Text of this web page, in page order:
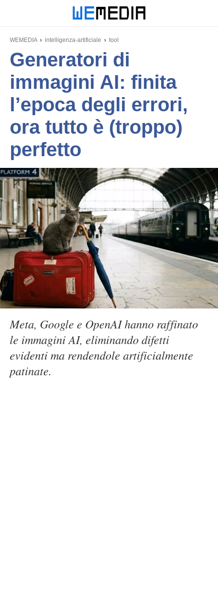
WEMEDIA intelligenza-artificiale tool
Generatori di
immagini AI: finita
l’epoca degli errori,
ora tutto è (troppo)
perfetto
Meta, Google e OpenAI hanno raffinato
le immagini AI, eliminando difetti
evidenti ma rendendole artificialmente
patinate.